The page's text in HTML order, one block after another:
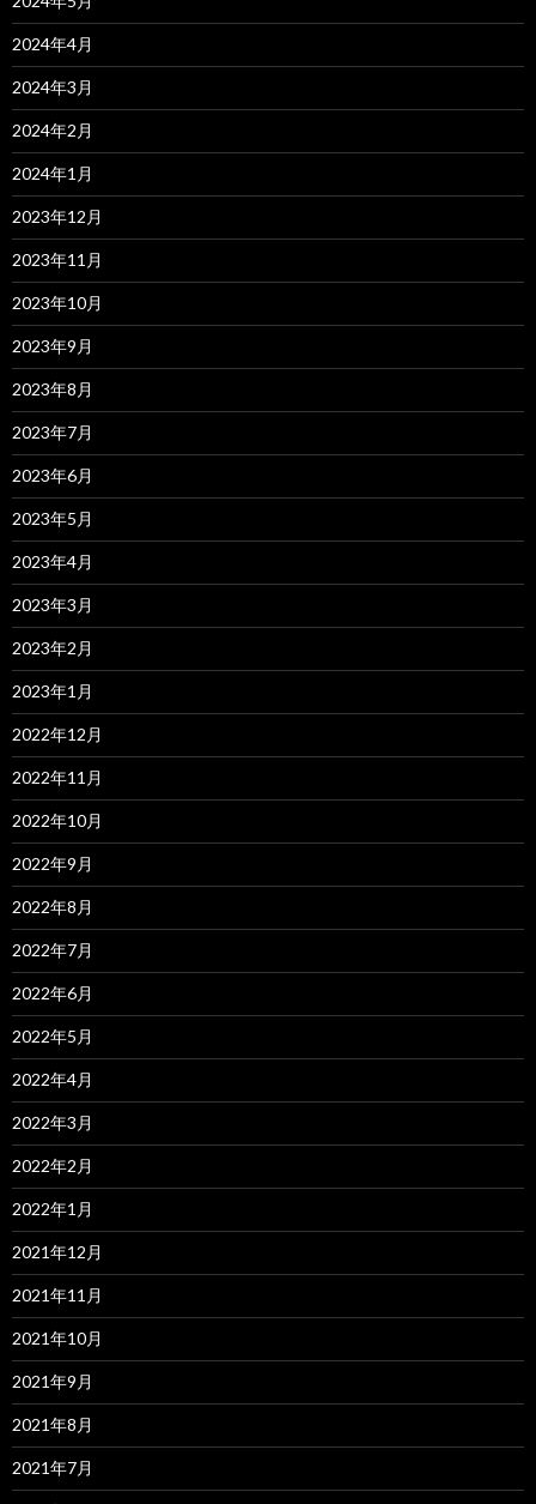
2024年4月
2024年3月
2024年2月
2024年1月
2023年12月
2023年11月
2023年10月
2023年9月
2023年8月
2023年7月
2023年6月
2023年5月
2023年4月
2023年3月
2023年2月
2023年1月
2022年12月
2022年11月
2022年10月
2022年9月
2022年8月
2022年7月
2022年6月
2022年5月
2022年4月
2022年3月
2022年2月
2022年1月
2021年12月
2021年11月
2021年10月
2021年9月
2021年8月
2021年7月